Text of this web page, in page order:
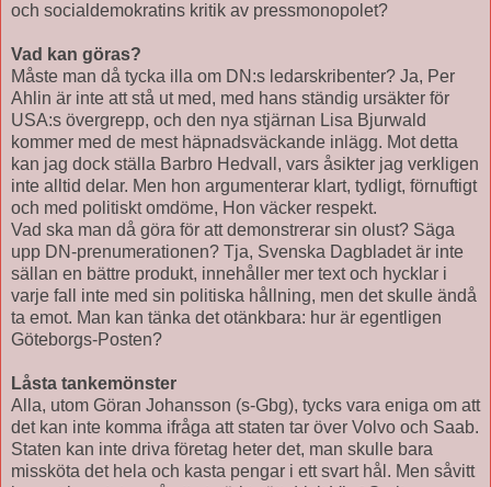
och socialdemokratins kritik av pressmonopolet?
Vad kan göras?
Måste man då tycka illa om DN:s ledarskribenter? Ja, Per
Ahlin är inte att stå ut med, med hans ständig ursäkter för
USA:s övergrepp, och den nya stjärnan Lisa Bjurwald
kommer med de mest häpnadsväckande inlägg. Mot detta
kan jag dock ställa Barbro Hedvall, vars åsikter jag verkligen
inte alltid delar. Men hon argumenterar klart, tydligt, förnuftigt
och med politiskt omdöme, Hon väcker respekt.
Vad ska man då göra för att demonstrerar sin olust? Säga
upp DN-prenumerationen? Tja, Svenska Dagbladet är inte
sällan en bättre produkt, innehåller mer text och hycklar i
varje fall inte med sin politiska hållning, men det skulle ändå
ta emot. Man kan tänka det otänkbara: hur är egentligen
Göteborgs-Posten?
Låsta tankemönster
Alla, utom Göran Johansson (s-Gbg), tycks vara eniga om att
det kan inte komma ifråga att staten tar över Volvo och Saab.
Staten kan inte driva företag heter det, man skulle bara
missköta det hela och kasta pengar i ett svart hål. Men såvitt